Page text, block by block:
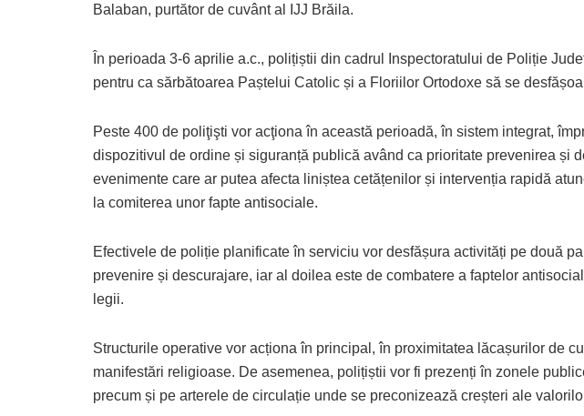
Balaban, purtător de cuvânt al IJJ Brăila.
În perioada 3-6 aprilie a.c., polițiștii din cadrul Inspectoratului de Poliție
pentru ca sărbătoarea Paștelui Catolic și a Floriilor Ortodoxe să se
Peste 400 de poliţişti vor acţiona în această perioadă, în sistem integrat,
dispozitivul de ordine și siguranță publică având ca prioritate prevenirea și
evenimente care ar putea afecta liniștea cetățenilor și intervenția rapidă
la comiterea unor fapte antisociale.
Efectivele de poliție planificate în serviciu vor desfășura activități pe două
prevenire și descurajare, iar al doilea este de combatere a faptelor
legii.
Structurile operative vor acționa în principal, în proximitatea lăcașurilor de
manifestări religioase. De asemenea, polițiștii vor fi prezenți în zonele
precum și pe arterele de circulație unde se preconizează creșteri ale